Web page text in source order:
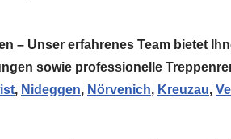
– Unser erfahrenes Team bietet
sowie professionelle
, Nideggen, Nörvenich, Kreuzau,